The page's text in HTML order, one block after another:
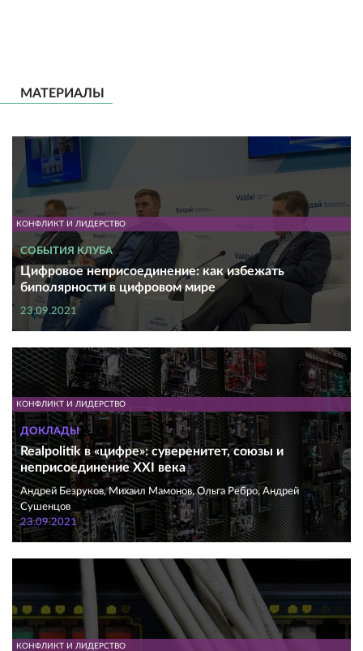
МАТЕРИАЛЫ
СОБЫТИЯ КЛУБА
КОНФЛИКТ И ЛИДЕРСТВО
Цифровое неприсоединение: как избежать
биполярности в цифровом мире
23.09.2021
ДОКЛАДЫ
КОНФЛИКТ И ЛИДЕРСТВО
Realpolitik в «цифре»: суверенитет, союзы и
неприсоединение XXI века
Андрей Безруков, Михаил Мамонов, Ольга Ребро, Андрей
Сушенцов
23.09.2021
КОНФЛИКТ И ЛИДЕРСТВО